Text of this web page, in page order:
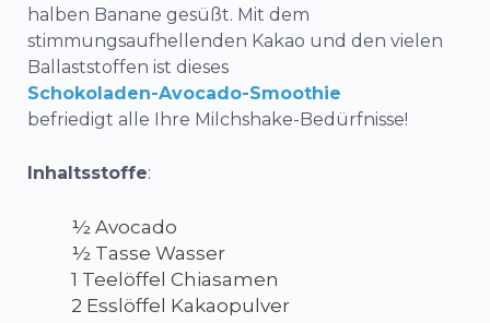
halben Banane gesüßt. Mit dem
stimmungsaufhellenden Kakao und den vielen
Ballaststoffen ist dieses
Schokoladen-Avocado-Smoothie
befriedigt alle Ihre Milchshake-Bedürfnisse!
Inhaltsstoffe:
½ Avocado
½ Tasse Wasser
1 Teelöffel Chiasamen
2 Esslöffel Kakaopulver